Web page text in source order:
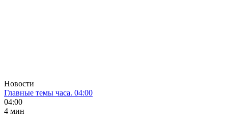
Новости
Главные темы часа. 04:00
04:00
4 мин